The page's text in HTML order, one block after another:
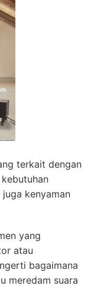
terkait dengan
juga kenyaman
yang
atau
bagaimana
meredam suara